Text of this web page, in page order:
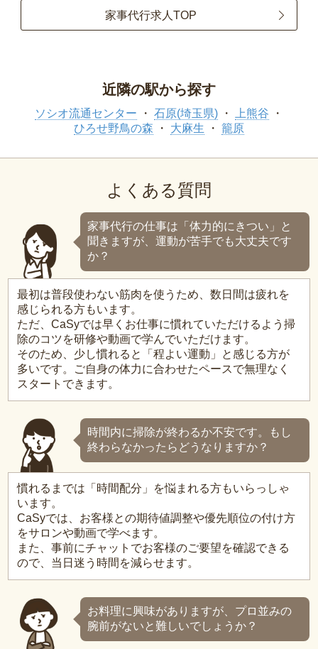
家事代行求人TOP
近隣の駅から探す
ソシオ流通センター 石原(埼玉県)
上熊谷
ひろせ野鳥の森
大麻生 籠原
よくある質問
家事代行の仕事は「体力的にきつい」と
聞きますが、運動が苦手でも大丈夫です
か？
最初は普段使わない筋肉を使うため、数日間は疲れを
感じられる方もいます。
ただ、CaSyでは早くお仕事に慣れていただけるよう掃
除のコツを研修や動画で学んでいただけます。
そのため、少し慣れると「程よい運動」と感じる方が
多いです。ご自身の体力に合わせたペースで無理なく
スタートできます。
時間内に掃除が終わるか不安です。もし
終わらなかったらどうなりますか？
慣れるまでは「時間配分」を悩まれる方もいらっしゃ
います。
CaSyでは、お客様との期待値調整や優先順位の付け方
をサロンや動画で学べます。
また、事前にチャットでお客様のご要望を確認できる
ので、当日迷う時間を減らせます。
お料理に興味がありますが、プロ並みの
腕前がないと難しいでしょうか？